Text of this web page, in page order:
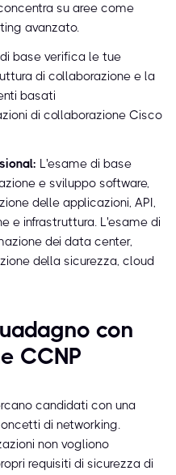
su aree come
avanzato.
base verifica le tue
di collaborazione e la
basati
di collaborazione Cisco
L'esame di base
e sviluppo software,
delle applicazioni, API,
e infrastruttura. L'esame di
dei data center,
della sicurezza, cloud
con
CCNP
candidati con una
di networking.
non vogliono
requisiti di sicurezza di